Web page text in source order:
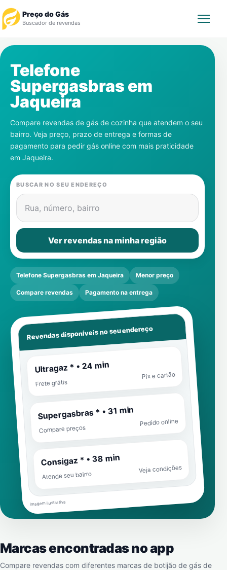
Preço do Gás
Buscador de revendas
Revendedor
Notícias
Cadastre-se
Gás
Contatos
Telefone
Supergasbras em
Jaqueira
Compare revendas de gás de cozinha que atendem o seu
bairro. Veja preço, prazo de entrega e formas de
pagamento para pedir gás online com mais praticidade
em Jaqueira.
BUSCAR NO SEU ENDEREÇO
Rua, número, bairro
Ver revendas na minha região
Telefone Supergasbras em Jaqueira Menor preço
Compare revendas Pagamento na entrega
Revendas disponíveis no seu endereço
Ultragaz * • 24 min
Frete grátis
Pix e cartão
Supergasbras * • 31 min
Compare preços
Pedido online
Consigaz * • 38 min
Atende seu bairro
Veja condições
Imagem ilustrativa
Marcas encontradas no app
Compare revendas com diferentes marcas de botijão de gás de